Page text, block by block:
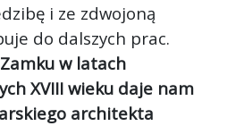
i ze zdwojoną
do dalszych prac.
w latach
XVIII wieku daje nam
architekta